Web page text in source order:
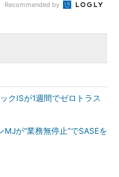
Recommended by
クISが1週間でゼロトラス
が“業務無停止”でSASEを